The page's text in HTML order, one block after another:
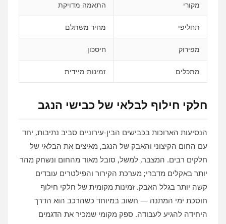
מקורי התאמה מדויקת
תחליפי מחיר משתלם
מפירוק חיסכון
מתכלים זמינות מיידית
חלקי חילוף לבלאי של כבישי הנגב
הנסיעות הארוכות בכבישים הבין‑עירוניים סביב נתיבות, יחד
עם החום הקיצוני והאבק של הנגב, מאיצים את הבלאי של
חלקים רבים. המצבר, למשל, סובל מאוד מהחום ונשחק מהר
יותר באקלים מדברי; מערכת הקירור והפילטרים עובדים
קשה יותר בגלל האבק. זמינות מקומית של חלקי חילוף
חוסכת ימי המתנה — חשוב במיוחד כשהרכב הוא הדרך
היחידה להגיע לעבודה. ספק מקומי שמכיר את הדגמים